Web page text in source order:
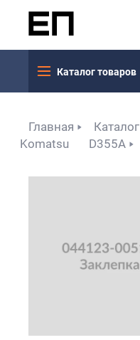
Каталог товаров
Главная Каталог
Komatsu
D355A